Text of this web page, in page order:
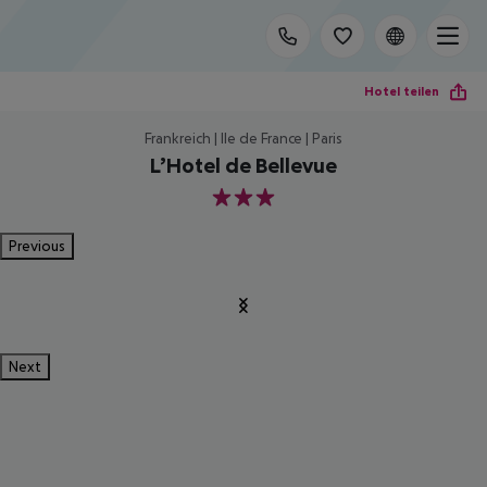
Hotel teilen
Frankreich | Ile de France | Paris
L’Hotel de Bellevue
3
Previous
Next